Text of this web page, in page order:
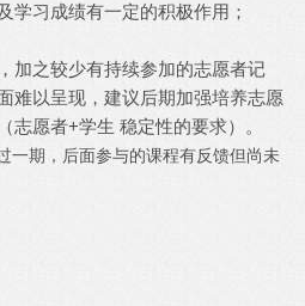
学习成绩有一定的积极作用；
加之较少有持续参加的志愿者记
难以呈现，建议后期加强培养志愿
志愿者+学生 稳定性的要求）。
一期，后面参与的课程有反馈但尚未